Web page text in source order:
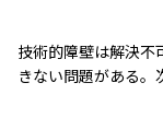
技術的障壁は解決不
きない問題がある。